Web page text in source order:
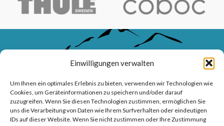
Einwilligungen verwalten
Um Ihnen ein optimales Erlebnis zu bieten, verwenden wir Technologien wie
Cookies, um Geräteinformationen zu speichern und/oder darauf
zuzugreifen. Wenn Sie diesen Technologien zustimmen, ermöglichen Sie
uns die Verarbeitung von Daten wie Ihrem Surfverhalten oder eindeutigen
IDs auf dieser Website. Wenn Sie nicht zustimmen oder Ihre Zustimmung